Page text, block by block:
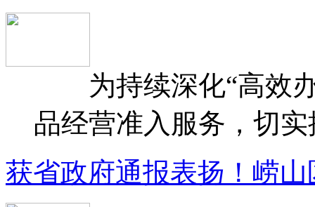
为持续深化“高效办
品经营准入服务，切
获省政府通报表扬！崂